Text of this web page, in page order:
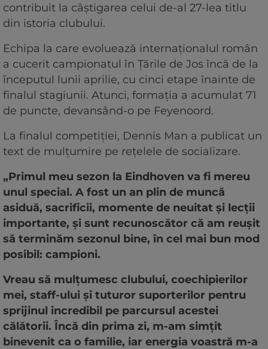
contribuit la câștigarea celui de-al 27-lea titlu
din istoria clubului.
Echipa la care evoluează internaționalul român
a cucerit campionatul în Țările de Jos încă de la
începutul lunii aprilie, cu cinci etape înainte de
finalul stagiunii. Atunci, formația a acumulat 71
de puncte, devansând-o pe Feyenoord.
La finalul competiției, Dennis Man a publicat un
text de mulțumire pe rețelele de socializare.
„Primul meu sezon la Eindhoven va fi mereu
unul special. A fost un an plin de muncă
asiduă, sacrificii, momente de neuitat și lecții
importante, și sunt recunoscător că am reușit
să terminăm sezonul bine, în cel mai bun mod
posibil: campioni.
Vreau să mulțumesc clubului, coechipierilor
mei, staff-ului și tuturor suporterilor pentru
sprijinul incredibil pe parcursul acestei
călătorii. Încă din prima zi, m-am simțit
binevenit ca o familie, iar energia voastră m-a